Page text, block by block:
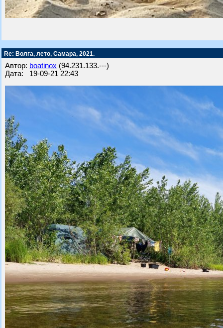
Re: Волга, лето, Самара, 2021.
Автор: boatinox (94.231.133.---)
Дата: 19-09-21 22:43